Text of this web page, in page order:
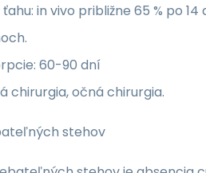
in vivo približne 65 % po
60-90 dní
chirurgia, očná chirurgia.
stehov